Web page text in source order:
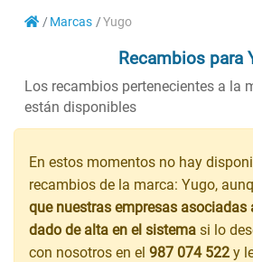
Marcas Yugo
Recambios para
Los recambios pertenecientes a la
están disponibles
En estos momentos no hay
recambios de la marca: Yugo,
que nuestras empresas asociadas
dado de alta en el sistema si lo
con nosotros en el 987 074 522 y